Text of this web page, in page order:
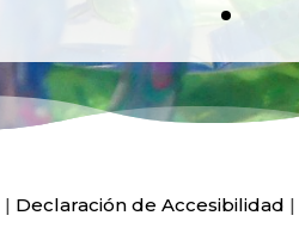
| Declaración de Accesibilidad |